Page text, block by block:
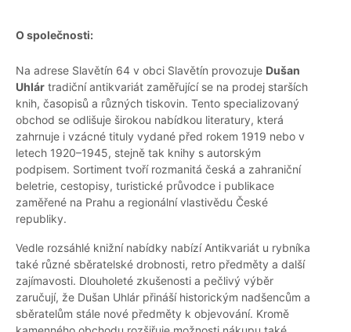
O společnosti:
Na adrese Slavětín 64 v obci Slavětín provozuje Dušan
Uhlár tradiční antikvariát zaměřující se na prodej starších
knih, časopisů a různých tiskovin. Tento specializovaný
obchod se odlišuje širokou nabídkou literatury, která
zahrnuje i vzácné tituly vydané před rokem 1919 nebo v
letech 1920–1945, stejně tak knihy s autorským
podpisem. Sortiment tvoří rozmanitá česká a zahraniční
beletrie, cestopisy, turistické průvodce i publikace
zaměřené na Prahu a regionální vlastivědu České
republiky.
Vedle rozsáhlé knižní nabídky nabízí Antikvariát u rybníka
také různé sběratelské drobnosti, retro předměty a další
zajímavosti. Dlouholeté zkušenosti a pečlivý výběr
zaručují, že Dušan Uhlár přináší historickým nadšencům a
sběratelům stále nové předměty k objevování. Kromě